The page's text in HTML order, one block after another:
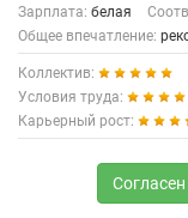
Зарплата: белая
Общее впечатление:
Коллектив:
Условия труда:
Карьерный рост:
Согласен